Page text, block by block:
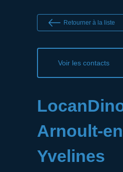
Retourner à la liste
Voir les contacts
Arnoult-
Yvelines